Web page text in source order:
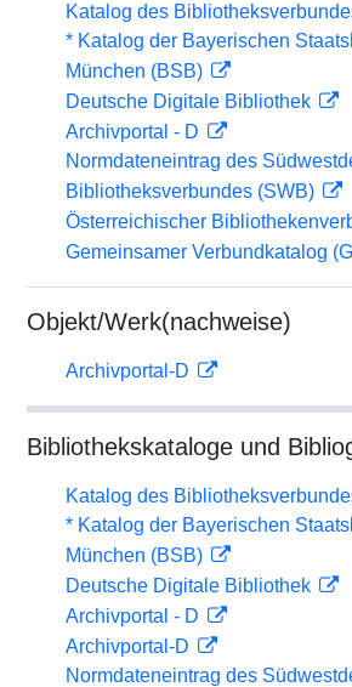
Katalog des
* Katalog der Bayerischen
München (BSB)
Deutsche Digitale Bibliothek
Archivportal - D
Normdateneintrag des
Bibliotheksverbundes (SWB)
Österreichischer
Gemeinsamer Verbundkatalog
Objekt/Werk(nachweise)
Archivportal-D
Bibliothekskataloge und
Katalog des
* Katalog der Bayerischen
München (BSB)
Deutsche Digitale Bibliothek
Archivportal - D
Archivportal-D
Normdateneintrag des